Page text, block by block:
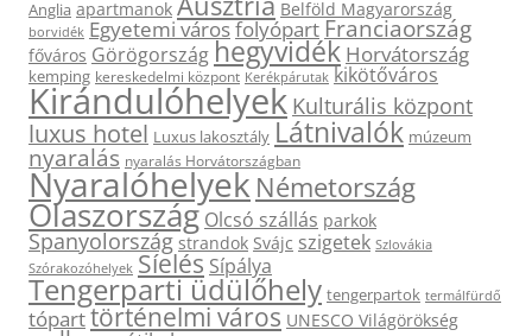
Anglia apartmanok Belföld Magyarország
borvidék Egyetemi városfolyópartFranciaország
főváros Görögországhegyvidék Horvátország
kemping kereskedelmi központ Kerékpárutak kikötőváros
Kirándulóhelyek Kulturális központ
luxus hotel Luxus lakosztály Látnivalók múzeum
nyaralás nyaralás Horvátországban
Nyaralóhelyek Németország
Olaszország Olcsó szállás parkok
Spanyolország strandok Svájc szigetek Szlovákia
Szórakozóhelyek Síelés Sípálya
Tengerparti üdülőhely tengerpartok termálfürdő
tóparttörténelmi város UNESCO Világörökség